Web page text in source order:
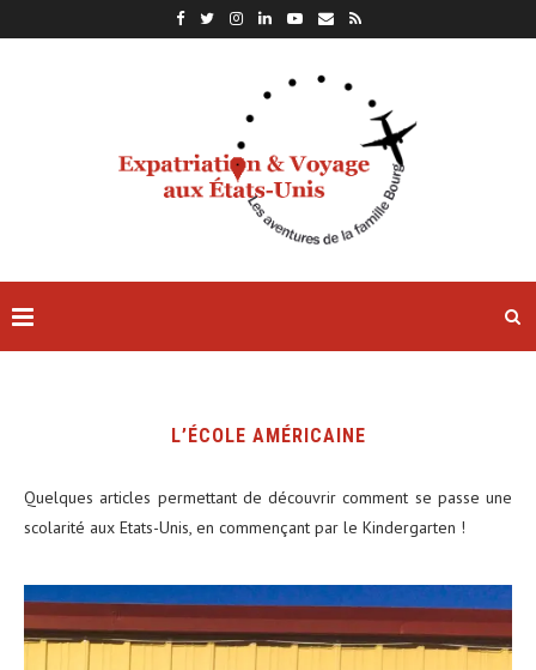
L’ÉCOLE AMÉRICAINE
Quelques articles permettant de découvrir comment se passe une
scolarité aux Etats-Unis, en commençant par le Kindergarten !